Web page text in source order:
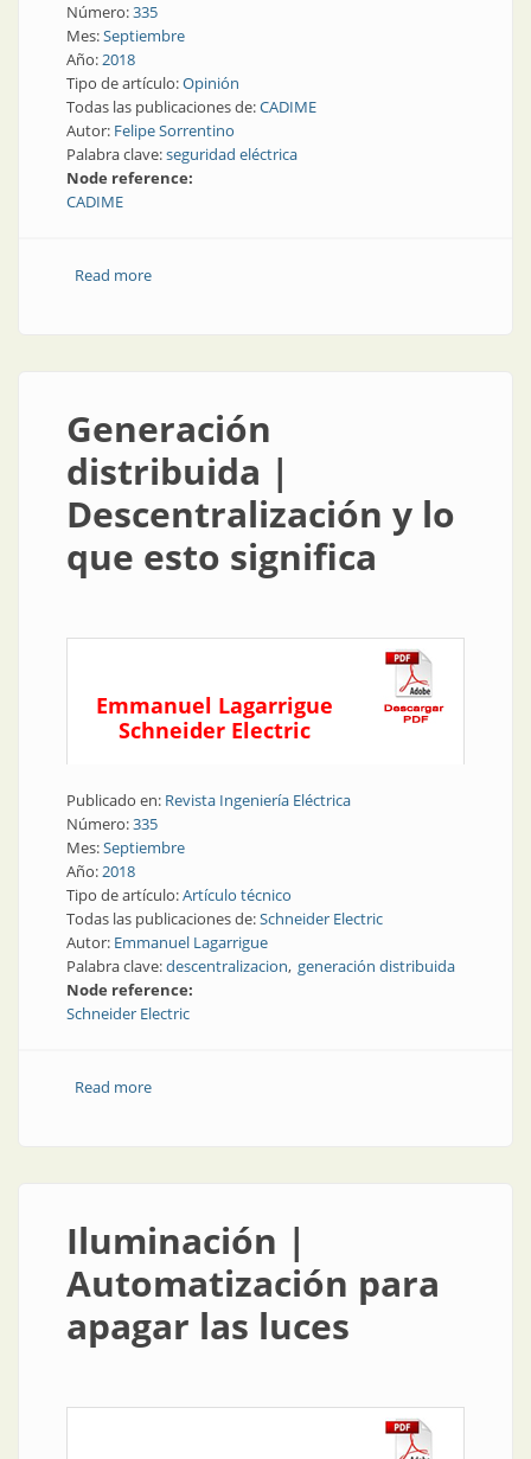
Número:335
Mes:Septiembre
Año:2018
Tipo de artículo:Opinión
Todas las publicaciones de:CADIME
Autor: Felipe Sorrentino
Palabra clave:seguridad eléctrica
Node reference:
CADIME
Read moreabout Seguridad eléctrica | Evitemos siniestros y
Generación
distribuida |
Descentralización y lo
que esto significa
Emmanuel Lagarrigue
Schneider Electric
Publicado en: Revista Ingeniería Eléctrica
Número:335
Mes:Septiembre
Año:2018
Tipo de artículo:Artículo técnico
Todas las publicaciones de:Schneider Electric
Autor: Emmanuel Lagarrigue
Palabra clave:descentralizacion generación distribuida
Node reference:
Schneider Electric
Read moreabout Generación distribuida | Descentralización y lo
Iluminación |
Automatización para
apagar las luces